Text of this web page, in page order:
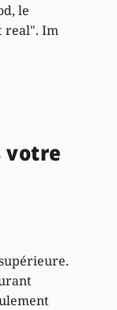
le
real". Im
votre